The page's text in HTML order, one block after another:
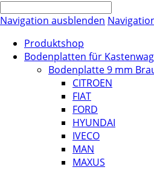
Navigation ausblenden
Produktshop
Bodenplatten für
Bodenplatte 9 mm
CITROEN
FIAT
FORD
HYUNDAI
IVECO
MAN
MAXUS